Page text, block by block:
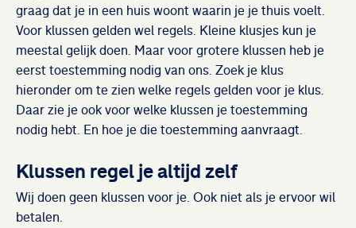
graag dat je in een huis woont waarin je je thuis voelt.
Voor klussen gelden wel regels. Kleine klusjes kun je
meestal gelijk doen. Maar voor grotere klussen heb je
eerst toestemming nodig van ons. Zoek je klus
hieronder om te zien welke regels gelden voor je klus.
Daar zie je ook voor welke klussen je toestemming
nodig hebt. En hoe je die toestemming aanvraagt.
Klussen regel je altijd zelf
Wij doen geen klussen voor je. Ook niet als je ervoor wil
betalen.